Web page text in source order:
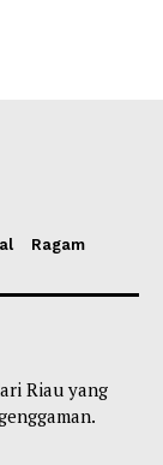
Ragam
Riau yang